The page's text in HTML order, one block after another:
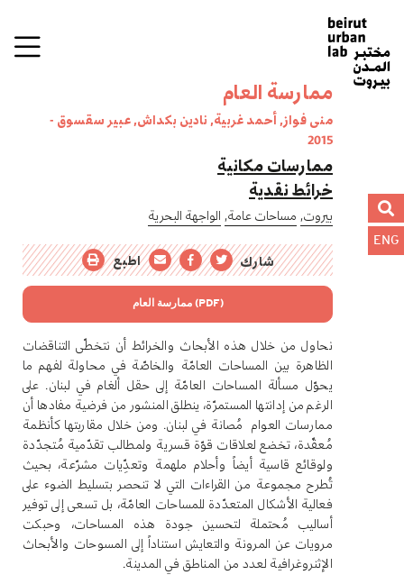
ENG
ممارسة العام
منى فواز, أحمد غربية, نادين بكداش, عبير سقسوق -
2015
ممارسات مكانية
خرائط نقدية
بيروت, مساحات عامة, الواجهة البحرية
شارك اطبع
ممارسة العام (PDF)
نحاول من خلال هذه الأبحاث والخرائط أن نتخطّى التناقضات
الظاهرة بين المساحات العامّة والخاصّة في محاولة لفهم ما
يحوّل مسألة المساحات العامّة إلى حقل ألغام في لبنان. على
الرغم من إدانتها المستمرّة، ينطلق المنشور من فرضية مفادها أن
ممارسات العوام مُصانة في لبنان. ومن خلال مقاربتها كأنظمة
مُعقّدة، تخضع لعلاقات قوّة قسرية ولمطالب تقدّمية مُتجدّدة
ولوقائع قاسية أيضاً وأحلام ملهمة وتعدِّيات مشرّعة، بحيث
تُطرح مجموعة من القراءات التي لا تنحصر بتسليط الضوء على
فعالية الأشكال المتعدّدة للمساحات العامّة، بل تسعى إلى توفير
أساليب مُحتملة لتحسين جودة هذه المساحات، وحبكت
مرويات عن المرونة والتعايش استناداً إلى المسوحات والأبحاث
الإثنروغرافية لعدد من المناطق في المدينة.